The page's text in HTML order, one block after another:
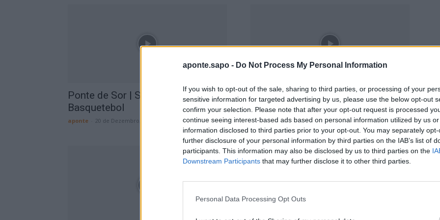
aponte.sapo - Do Not Process My Personal Information
If you wish to opt-out of the sale, sharing to third parties, or processing of your
sensitive information for targeted advertising by us, please use the below opt-out
confirm your selection. Please note that after your opt-out request is processed
continue seeing interest-based ads based on personal information utilized by us
information disclosed to third parties prior to your opt-out. You may separately
further disclosure of your personal information by third parties on the IAB’s list of
participants. This information may also be disclosed by us to third parties on the
Downstream Participants that may further disclose it to other third parties.
Personal Data Processing Opt Outs
Ponte de Sor | Sábado repleto de
Basquetebol
aponte 20 de Dezembro, 2024
Ponte de Sor | EFC venceu na
Chamusca
aponte - 14 de Dezembro, 2024